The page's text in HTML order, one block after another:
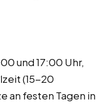
und 17:00 Uhr,
(15-20
an festen Tagen in